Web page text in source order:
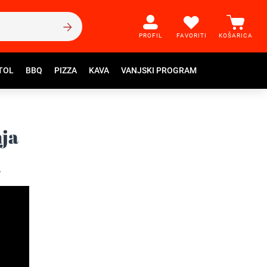
PROFIL FAVORITI KOŠARICA
BBQ PIZZA KAVA VANJSKI PROGRAM